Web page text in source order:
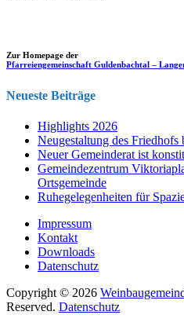
Zur Homepage der
Pfarreiengemeinschaft Guldenbachtal –
Neueste Beiträge
Highlights 2026
Neugestaltung des Friedhofs
Neuer Gemeinderat ist
Gemeindezentrum
Ortsgemeinde
Ruhegelegenheiten für
Impressum
Kontakt
Downloads
Datenschutz
Copyright © 2026
Reserved. Datenschutz